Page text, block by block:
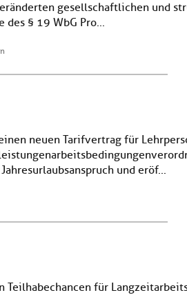
gesellschaftlichen und
§ 19 WbG Pro...
neuen Tarifvertrag für
und eröf...
für